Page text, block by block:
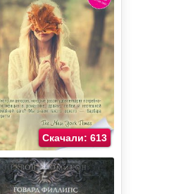
Скачали: 613